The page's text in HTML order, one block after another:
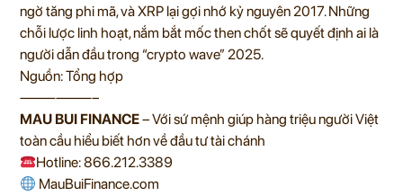
ngờ tăng phi mã, và XRP lại gợi nhớ kỷ nguyên 2017. Những
chỗi lược linh hoạt, nắm bắt mốc then chốt sẽ quyết định ai là
người dẫn đầu trong “crypto wave” 2025.
Nguồn: Tổng hợp
——————–
MAU BUI FINANCE– Với sứ mệnh giúp hàng triệu người Việt
toàn cầu hiểu biết hơn về đầu tư tài chánh
Hotline: 866.212.3389
MauBuiFinance.com